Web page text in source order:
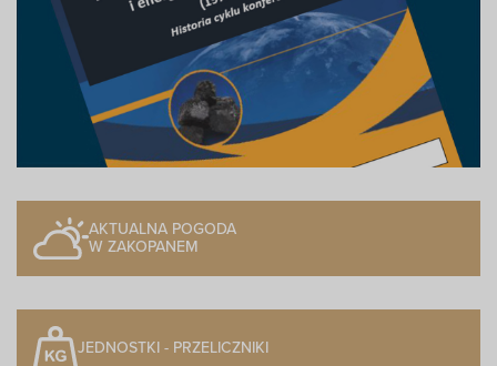
AKTUALNA POGODA
W ZAKOPANEM
JEDNOSTKI - PRZELICZNIKI